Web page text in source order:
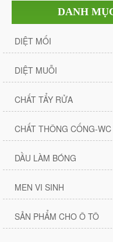
DANH
DIỆT MỐI
DIỆT MUỖI
CHẤT TẨY RỬA
CHẤT THÔNG CỐNG-WC
DẦU LÀM BÓNG
MEN VI SINH
SẢN PHẨM CHO Ô TÔ